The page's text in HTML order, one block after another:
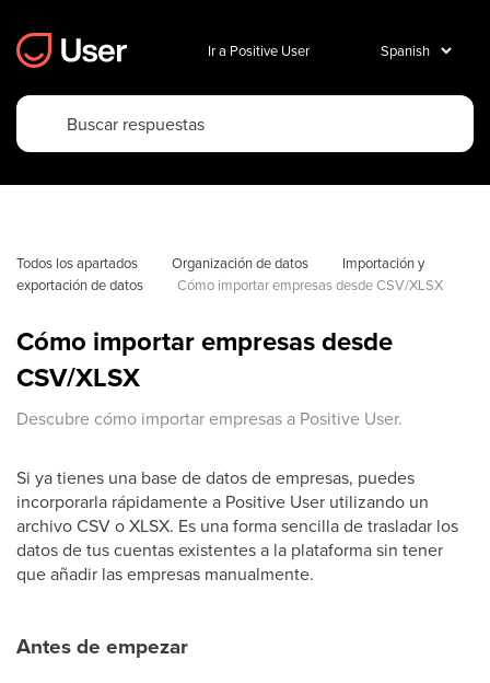
Ir a Positive User
Todos los apartados Organización de datos
Importación y
exportación de datos
Cómo importar empresas desde CSV/XLSX
Cómo importar empresas desde
CSV/XLSX
Descubre cómo importar empresas a Positive User.
Si ya tienes una base de datos de empresas, puedes
incorporarla rápidamente a Positive User utilizando un
archivo CSV o XLSX. Es una forma sencilla de trasladar los
datos de tus cuentas existentes a la plataforma sin tener
que añadir las empresas manualmente.
Antes de empezar